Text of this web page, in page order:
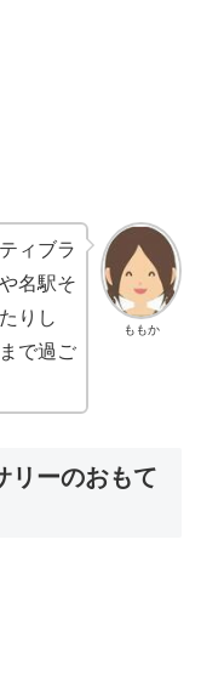
ももか
ィブラ
名駅そ
りし
で過ご
ーのおもて